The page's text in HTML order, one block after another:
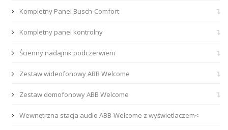
Kompletny Panel Busch-Comfort
Kompletny panel kontrolny
Ścienny nadajnik podczerwieni
Zestaw wideofonowy ABB Welcome
Zestaw domofonowy ABB Welcome
Wewnętrzna stacja audio ABB-Welcome z wyświetlaczem<